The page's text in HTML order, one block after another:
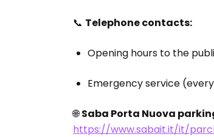
📞 Telephone contacts:
Opening hours to the
Emergency service (every
🌐Saba Porta Nuova
https://www.sabait.it/it/